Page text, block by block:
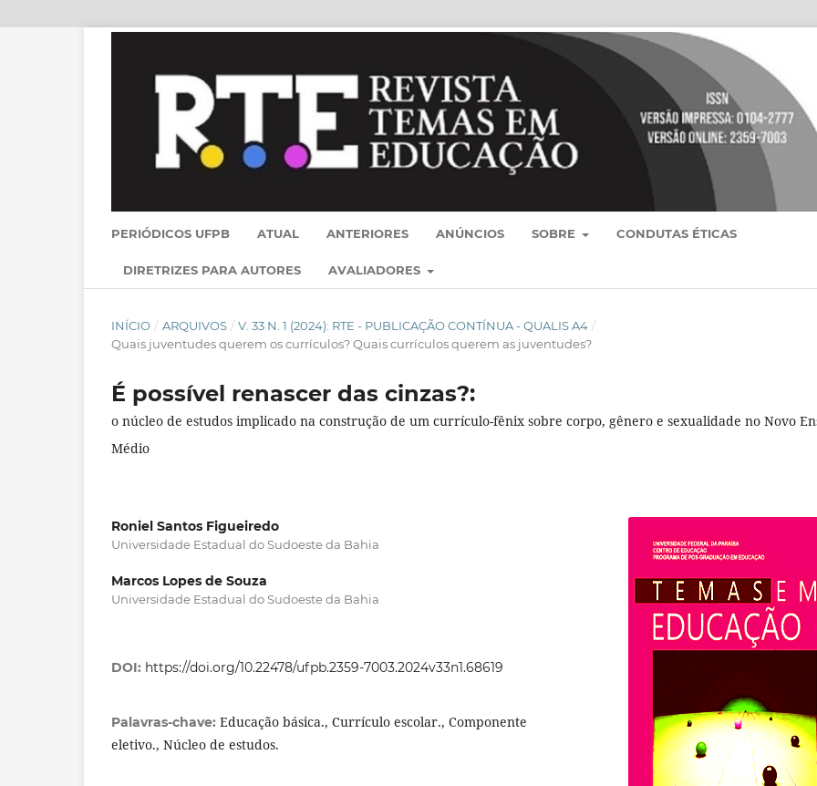
PERIÓDICOS UFPB ATUAL ANTERIORES ANÚNCIOS SOBRE CONDUTAS ÉTICAS
DIRETRIZES PARA AUTORES AVALIADORES
INÍCIO / ARQUIVOS / V. 33 N. 1 (2024): RTE - PUBLICAÇÃO CONTÍNUA - QUALIS A4 /
Quais juventudes querem os currículos? Quais currículos querem as juventudes?
É possível renascer das cinzas?:
o núcleo de estudos implicado na construção de um currículo-fênix sobre corpo, gênero e sexualidade no Novo
Médio
Roniel Santos Figueiredo
Universidade Estadual do Sudoeste da Bahia
Marcos Lopes de Souza
Universidade Estadual do Sudoeste da Bahia
DOI: https://doi.org/10.22478/ufpb.2359-7003.2024v33n1.68619
Palavras-chave: Educação básica., Currículo escolar., Componente
eletivo., Núcleo de estudos.